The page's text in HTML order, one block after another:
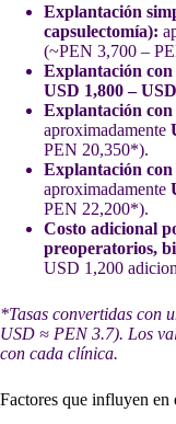
Explantación
capsulectomía):
(~PEN 3,700 –
Explantación
USD 1,800 –
Explantación con
aproximadamente
PEN 20,350*).
Explantación
aproximadamente
PEN 22,200*).
Costo adicional
preoperatorios,
USD 1,200
*Tasas convertidas con
USD ≈ PEN 3.7). Los
con cada clínica.
Factores que influyen en